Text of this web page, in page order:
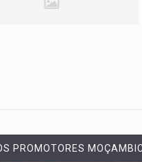
PROMOTORES